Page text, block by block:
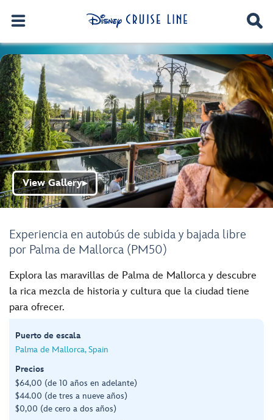
Experiencia en autobús de subida y bajada libre
por Palma de Mallorca (PM50)
View Gallery▶
Explora las maravillas de Palma de Mallorca y descubre
la rica mezcla de historia y cultura que la ciudad tiene
para ofrecer.
Puerto de escala
Palma de Mallorca, Spain
Precios
$64,00 (de 10 años en adelante)
$44.00 (de tres a nueve años)
$0,00 (de cero a dos años)